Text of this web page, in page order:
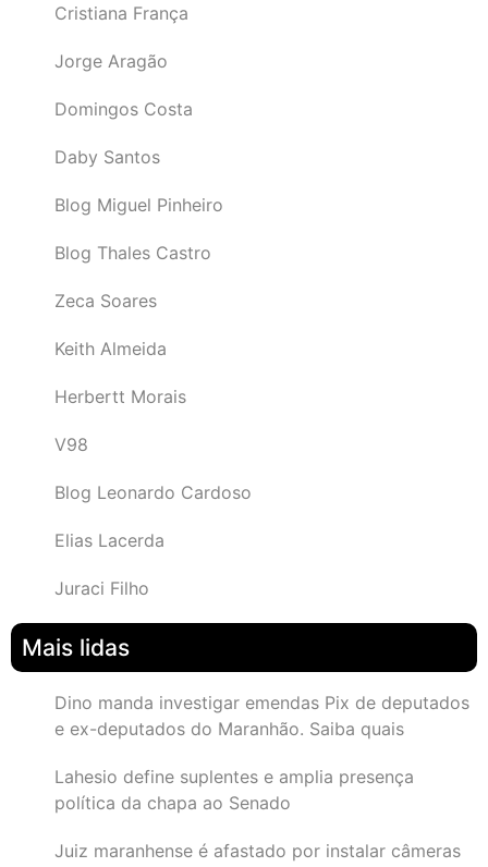
Cristiana França
Jorge Aragão
Domingos Costa
Daby Santos
Blog Miguel Pinheiro
Blog Thales Castro
Zeca Soares
Keith Almeida
Herbertt Morais
V98
Blog Leonardo Cardoso
Elias Lacerda
Juraci Filho
Mais lidas
Dino manda investigar emendas Pix de deputados
e ex-deputados do Maranhão. Saiba quais
Lahesio define suplentes e amplia presença
política da chapa ao Senado
Juiz maranhense é afastado por instalar câmeras